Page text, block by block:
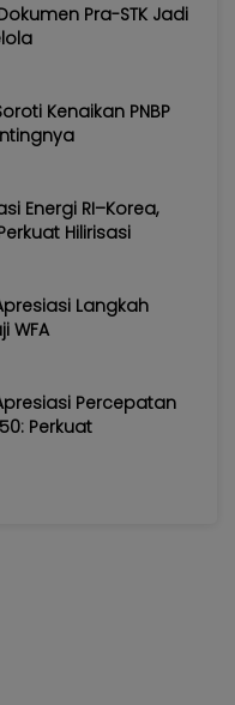
Pra-STK Jadi
Kenaikan PNBP
Energi RI–Korea,
Hilirisasi
Langkah
WFA
Percepatan
Perkuat